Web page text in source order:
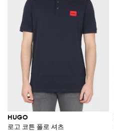
HUGO
로고 코튼 폴로 셔츠